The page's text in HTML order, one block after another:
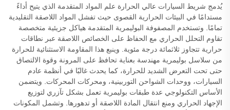
يُدمج شريط السيارات عالي الحرارة علم المواد المتقدمة الذي يتيح أداءً
مستدامًا في البيئات الحرارية القصوى حيث تفشل المواد اللاصقة التقليدية
تمامًا. وتستخدم المصفوفة البوليمرية المتقدمة هياكل جزيئية متخصصة
تقاوم التحلل الحراري مع الحفاظ على الخصائص اللاصقة عبر نطاقات
حرارية تتجاوز ثلاثمائة درجة مئوية. وينبع هذا المقاومة الاستثنائية للحرارة
من سلاسل بوليمرية مهندسة بعناية تحافظ على المرونة وقوة الالتصاق
حتى تحت التعرض الشديد للحرارة، كما يحدث غالبًا في أنظمة عادم
السيارات، ووحدات الشواحن التوربينية، ومحركات المحركات. ويتضمن
الأساس التكنولوجي عدة طبقات بوليمرية تعمل بشكل تآزري لتوزيع
الإجهاد الحراري ومنع انتقال المادة اللاصقة أو تدهورها. وتشمل المكونات